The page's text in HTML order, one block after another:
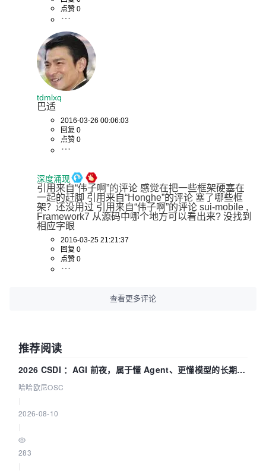
点赞 0
tdmlxq
巴适
2016-03-26 00:06:03
回复 0
点赞 0
深度涌现
引用来自“伟子啊”的评论 感觉在把一些框架硬塞在
一起的赶脚 引用来自“Honghe”的评论 塞了哪些框
架？还没用过 引用来自“伟子啊”的评论 sui-mobile ,
Framework7 从源码中哪个地方可以看出来? 没找到
相应字眼
2016-03-25 21:21:37
回复 0
点赞 0
查看更多评论
推荐阅读
2026 CSDI ：AGI 前夜，属于懂 Agent、更懂模型的长期深
耕企业
哈哈欧尼OSC
2026-08-10
283